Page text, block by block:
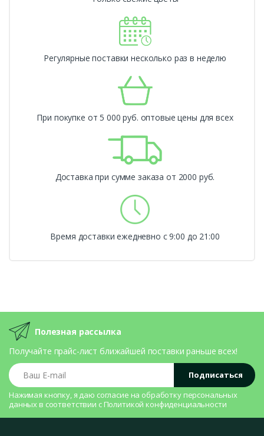
Регулярные поставки несколько раз в неделю
При покупке от 5 000 руб. оптовые цены для всех
Доставка при сумме заказа от 2000 руб.
Время доставки ежедневно с 9:00 до 21:00
Полезная рассылка
Получайте прайс-лист ближайшей поставки раньше всех!
Ваш E-mail
Подписаться
Нажимая кнопку, я даю согласие на обработку персональных
данных в соответствии с Политикой конфиденциальности